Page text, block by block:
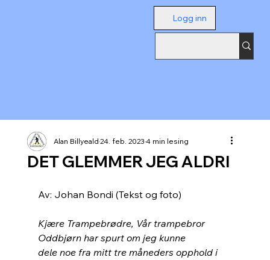
Logg inn
DET GLEMMER JEG ALDRI
Alan Billyeald24. feb. 20234 min lesing
Av: Johan Bondi (Tekst og foto)
Kjære Trampebrødre, Vår trampebror
Oddbjørn har spurt om jeg kunne
dele noe fra mitt tre måneders opphold i